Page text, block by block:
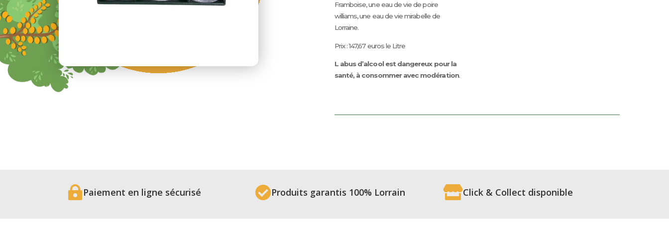
Framboise, une eau de vie de poire
williams, une eau de vie mirabelle de
Lorraine.
Prix : 147,67 euros le Litre
L abus d’alcool est dangereux pour la
santé, à consommer avec modération.
Paiement en ligne sécurisé Produits garantis 100% Lorrain Click & Collect disponible